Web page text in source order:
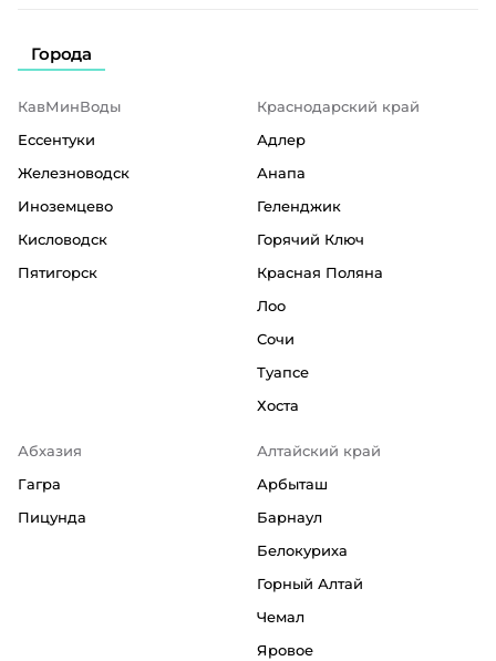
Города
КавМинВоды
Ессентуки
Железноводск
Иноземцево
Кисловодск
Пятигорск
Краснодарский край
Адлер
Анапа
Геленджик
Горячий Ключ
Красная Поляна
Лоо
Сочи
Туапсе
Хоста
Абхазия
Гагра
Пицунда
Алтайский край
Арбыташ
Барнаул
Белокуриха
Горный Алтай
Чемал
Яровое